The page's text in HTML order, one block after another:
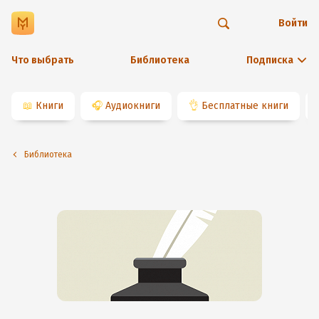
Что выбрать Библиотека Подписка
Войти
📖 Книги 🎧 Аудиокниги 👌 Бесплатные книги
Библиотека